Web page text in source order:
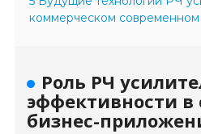
коммерческом
Роль РЧ
эффективности
бизнес-